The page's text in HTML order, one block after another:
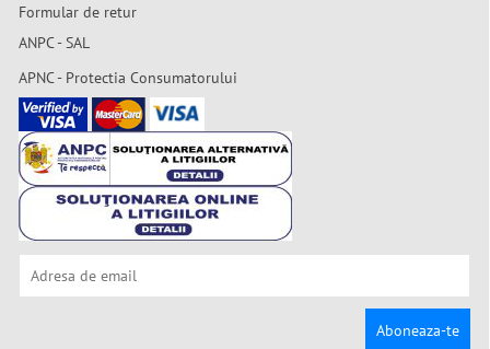
Formular de retur
ANPC - SAL
APNC - Protectia Consumatorului
Aboneaza-te